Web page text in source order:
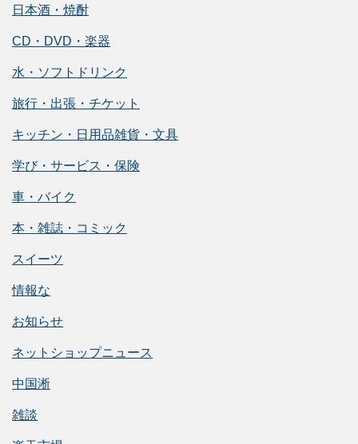
日本酒・焼酎
CD・DVD・楽器
水・ソフトドリンク
旅行・出張・チケット
キッチン・日用品雑貨・文具
学び・サービス・保険
車・バイク
本・雑誌・コミック
スイーツ
情報な
お知らせ
ネットショップニュース
中国淅
雑談